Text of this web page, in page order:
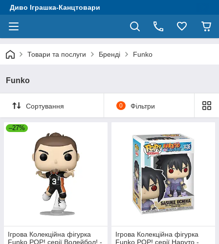
Диво Іграшка-Канцтовари
Товари та послуги Бренді Funko
Funko
Сортування 0 Фільтри
–27%
Ігрова Колекційна фігурка
Funko POP! cерії Волейбол! -
Ігрова Колекційна фігурка
Funko POP! серії Наруто -